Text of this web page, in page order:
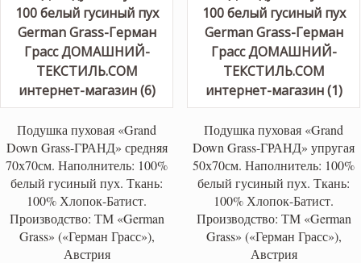
Подушка пуховая «Grand
Down Grass-ГРАНД» средняя
70х70см. Наполнитель: 100%
белый гусиный пух. Ткань:
100% Хлопок-Батист.
Производство: ТМ «German
Grass» («Герман Грасс»),
Австрия
Подушка пуховая «Grand
Down Grass-ГРАНД» упругая
50х70см. Наполнитель: 100%
белый гусиный пух. Ткань:
100% Хлопок-Батист.
Производство: ТМ «German
Grass» («Герман Грасс»),
Австрия